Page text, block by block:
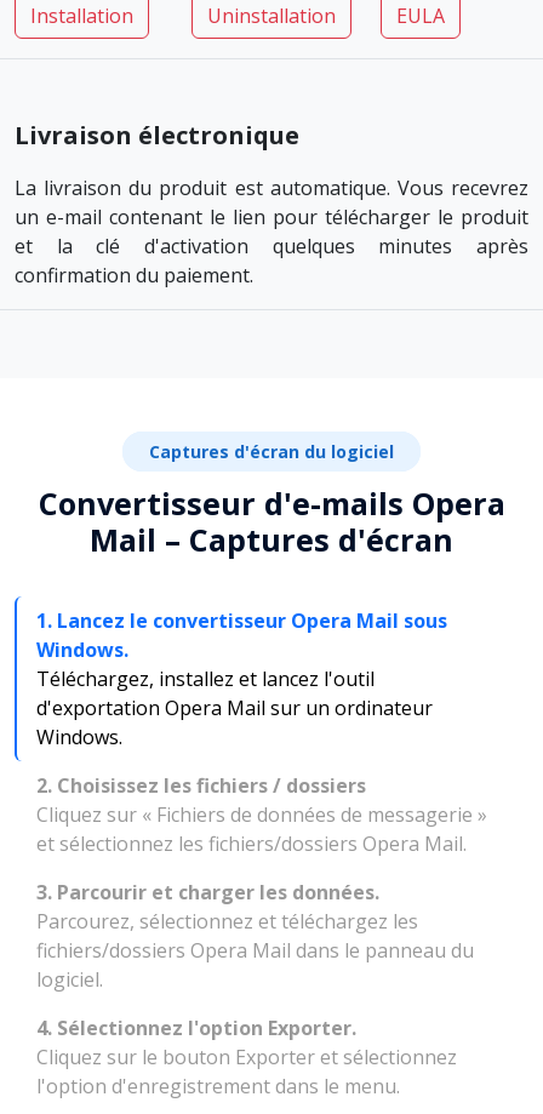
Installation Uninstallation EULA
Livraison électronique
La livraison du produit est automatique. Vous recevrez
un e-mail contenant le lien pour télécharger le produit
et la clé d'activation quelques minutes après
confirmation du paiement.
Captures d'écran du logiciel
Convertisseur d'e-mails Opera
Mail – Captures d'écran
1. Lancez le convertisseur Opera Mail sous
Windows.
Téléchargez, installez et lancez l'outil
d'exportation Opera Mail sur un ordinateur
Windows.
2. Choisissez les fichiers / dossiers
Cliquez sur « Fichiers de données de messagerie »
et sélectionnez les fichiers/dossiers Opera Mail.
3. Parcourir et charger les données.
Parcourez, sélectionnez et téléchargez les
fichiers/dossiers Opera Mail dans le panneau du
logiciel.
4. Sélectionnez l'option Exporter.
Cliquez sur le bouton Exporter et sélectionnez
l'option d'enregistrement dans le menu.